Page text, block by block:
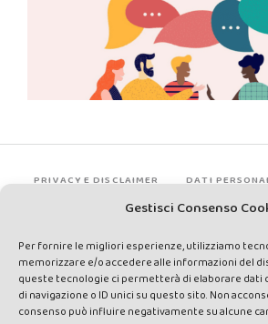
Gestisci Consenso
Per fornire le migliori esperienze, utilizziamo
memorizzare e/o accedere alle informazioni del
queste tecnologie ci permetterà di elaborare
di navigazione o ID unici su questo sito. Non
consenso può influire negativamente su alcune
PRIVACY E DISCLAIMER DATI